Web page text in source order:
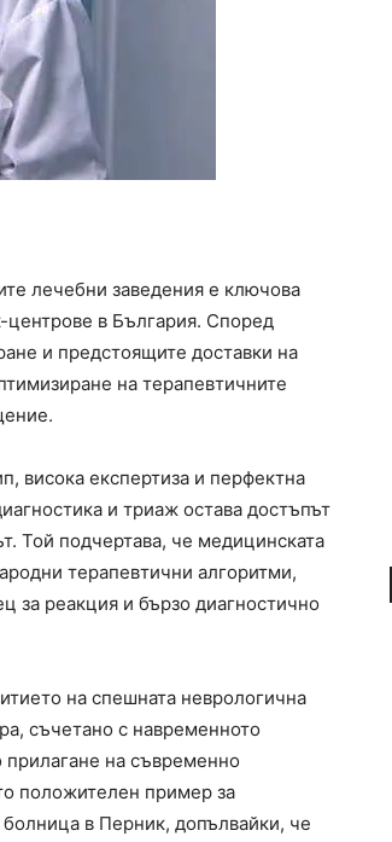
лечебни заведения е ключова
центрове в България. Според
и предстоящите доставки на
на терапевтичните
висока експертиза и перфектна
и триаж остава достъпът
Той подчертава, че медицинската
терапевтични алгоритми,
за реакция и бързо диагностично
на спешната неврологична
съчетано с навременното
прилагане на съвременно
положителен пример за
в Перник, допълвайки, че